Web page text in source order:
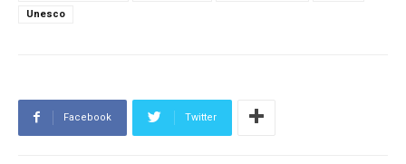
Unesco
Facebook Twitter